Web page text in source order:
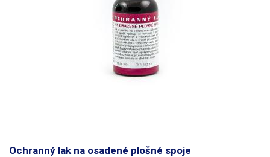
Ochranný lak na osadené plošné spoje